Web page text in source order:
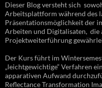
Dieser Blog versteht sich
Arbeitsplattform während des
Präsentationsmöglichkeit der
Arbeiten und Digitalisaten, die
Projektweiterführung
Der Kurs führt im
„leichtgewichtige“ Verfahren
apparativen Aufwand
Reflectance Transformation